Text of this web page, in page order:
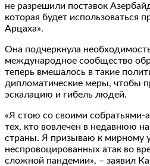
не разрешили поставок
которая будет использоваться
Арцаха».
Она подчеркнула
международное сообщество
теперь вмешалось в такие
дипломатические меры, чтобы
эскалацию и гибель людей.
«Я стою со своими собратьями-
тех, кто вовлечен в недавнюю
страны. Я призываю к мирному
неспровоцированных атак во
сложной пандемии», – заявил